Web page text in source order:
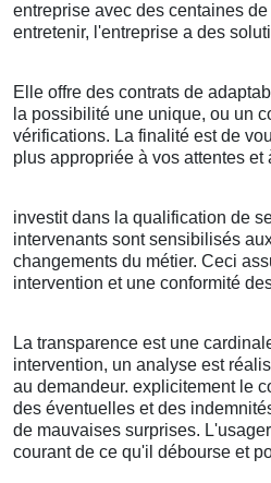
entreprise avec des centaines
entretenir, l'entreprise a des
Elle offre des contrats de
la possibilité une unique, ou un
vérifications. La finalité est de
plus appropriée à vos attentes
investit dans la qualification de
intervenants sont sensibilisés
changements du métier. Ceci
intervention et une conformité
La transparence est une
intervention, un analyse est
au demandeur. explicitement le
des éventuelles et des
de mauvaises surprises.
courant de ce qu'il débourse et